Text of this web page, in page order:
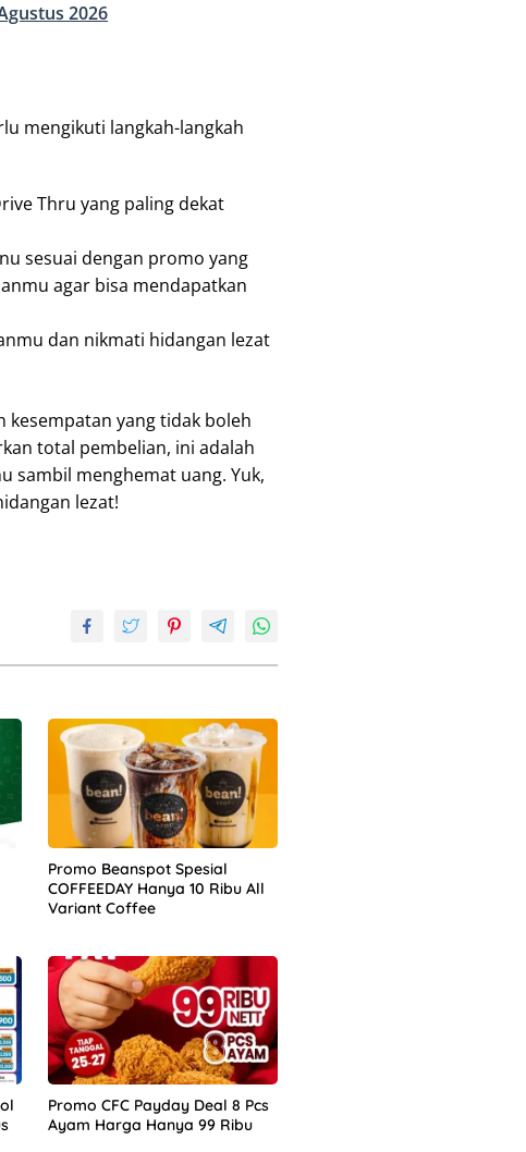
2026
mengikuti langkah-langkah
Thru yang paling dekat
sesuai dengan promo yang
agar bisa mendapatkan
dan nikmati hidangan lezat
kesempatan yang tidak boleh
total pembelian, ini adalah
sambil menghemat uang. Yuk,
lezat!
Promo Beanspot Spesial
COFFEEDAY Hanya 10 Ribu All
Variant Coffee
Promo CFC Payday Deal 8 Pcs
Ayam Harga Hanya 99 Ribu